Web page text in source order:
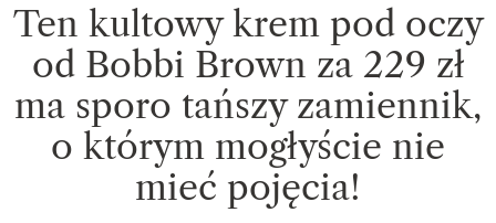
Ten kultowy krem pod oczy
od Bobbi Brown za 229 zł
ma sporo tańszy zamiennik,
o którym mogłyście nie
mieć pojęcia!